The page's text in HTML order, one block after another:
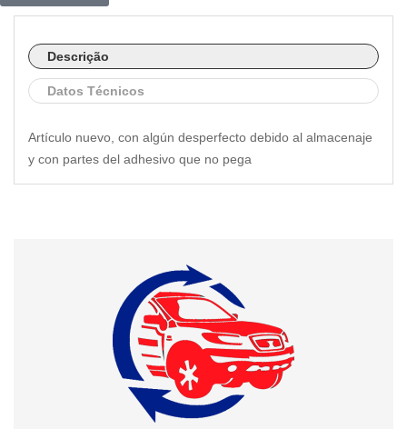
Descrição
Datos Técnicos
Artículo nuevo, con algún desperfecto debido al almacenaje
y con partes del adhesivo que no pega